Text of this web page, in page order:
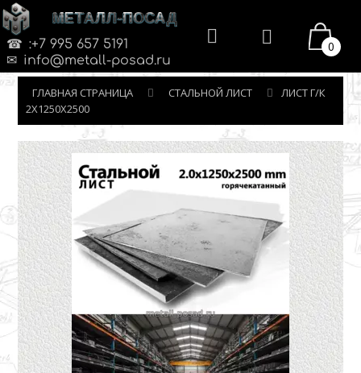
МЕТАЛЛ-ПОСАД
:+7 995 657 5191
info@metall-posad.ru
0
ГЛАВНАЯ СТРАНИЦА СТАЛЬНОЙ ЛИСТ
ЛИСТ Г/К
2Х1250Х2500